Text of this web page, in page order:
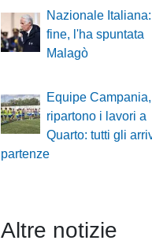
Nazionale
fine, l'ha spuntata
Malagò
Equipe Campania,
ripartono i lavori a
Quarto: tutti gli
partenze
Altre notizie